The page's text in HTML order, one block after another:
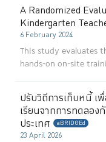
A Randomized
Kindergarten
6 February 2024
This study evaluates
hands-on on-site
ปรับวิถีการเก็บหนี้ เ
เรียนจากการทดลอง
ประเทศ
aBRIDGEd
23 April 2026